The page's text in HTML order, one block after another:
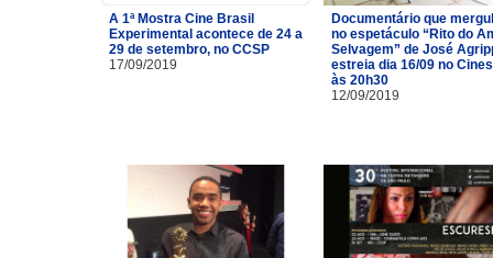
A 1ª Mostra Cine Brasil
Experimental acontece de 24 a
29 de setembro, no CCSP
17/09/2019
Documentário que
no espetáculo “Rito do
Selvagem” de José
estreia dia 16/09 no
às 20h30
12/09/2019